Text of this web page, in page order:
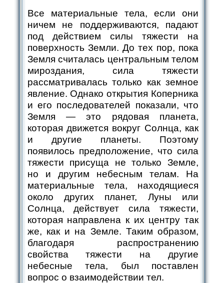
Все материальные тела, если они
ничем не поддерживаются, падают
под действием силы тяжести на
поверхность Земли. До тех пор, пока
Земля считалась центральным телом
мироздания, сила тяжести
рассматривалась только как земное
явление. Однако открытия Коперника
и его последователей показали, что
Земля — это рядовая планета,
которая движется вокруг Солнца, как
и другие планеты. Поэтому
появилось предположение, что сила
тяжести присуща не только Земле,
но и другим небесным телам. На
материальные тела, находящиеся
около других планет, Луны или
Солнца, действует сила тяжести,
которая направлена к их центру так
же, как и на Земле. Таким образом,
благодаря распространению
свойства тяжести на другие
небесные тела, был поставлен
вопрос о взаимодействии тел.